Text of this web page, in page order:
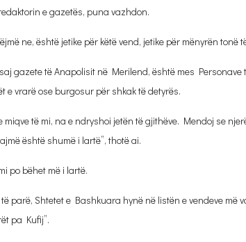
e gazetës, puna vazhdon.
ne, është jetike për këtë vend, jetike për mënyrën tonë
gazete të Anapolisit në Merilend, është mes
e vrarë ose burgosur për shkak të detyrës.
miqve të mi, na e ndryshoi jetën të gjithëve. Mendoj se
është shumë i lartë”, thotë ai.
po bëhet më i lartë.
të parë, Shtetet e Bashkuara hynë në listën e vendeve
pa Kufij”.